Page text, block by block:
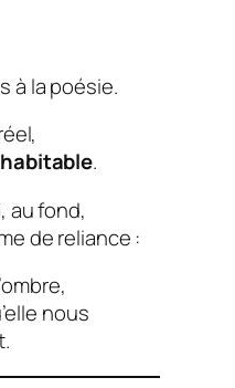
à la poésie.
.
au fond,
de reliance :
nous